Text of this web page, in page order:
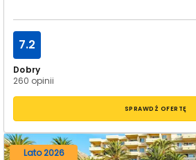
Dobry
260 opinii
7.2
SPRAWDŹ OFERTĘ
Lato 2026